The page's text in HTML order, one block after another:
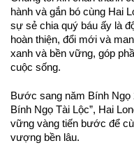
hành và gắn bó cùng Hai
sự sẻ chia quý báu ấy là
hoàn thiện, đổi mới và
xanh và bền vững, góp
cuộc sống.
Bước sang năm Bính Ngọ
Bính Ngọ Tài Lộc”, Hai
vững vàng tiến bước để
vượng bền lâu.